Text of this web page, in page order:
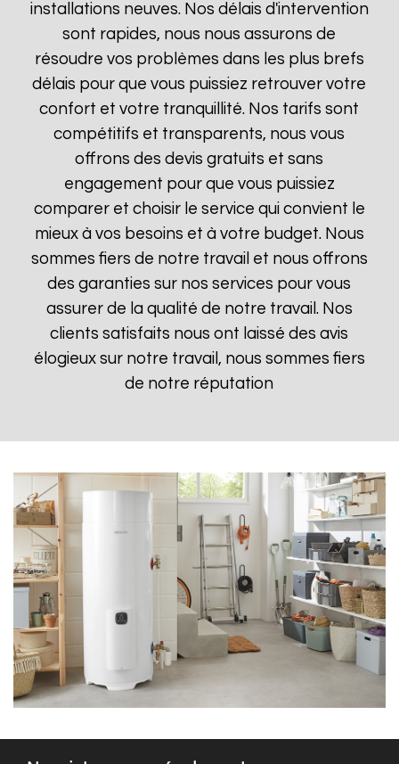
installations neuves. Nos délais d'intervention
sont rapides, nous nous assurons de
résoudre vos problèmes dans les plus brefs
délais pour que vous puissiez retrouver votre
confort et votre tranquillité. Nos tarifs sont
compétitifs et transparents, nous vous
offrons des devis gratuits et sans
engagement pour que vous puissiez
comparer et choisir le service qui convient le
mieux à vos besoins et à votre budget. Nous
sommes fiers de notre travail et nous offrons
des garanties sur nos services pour vous
assurer de la qualité de notre travail. Nos
clients satisfaits nous ont laissé des avis
élogieux sur notre travail, nous sommes fiers
de notre réputation